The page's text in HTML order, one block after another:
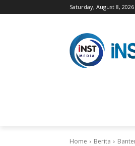
Saturday, August 8, 2026
Home Berita